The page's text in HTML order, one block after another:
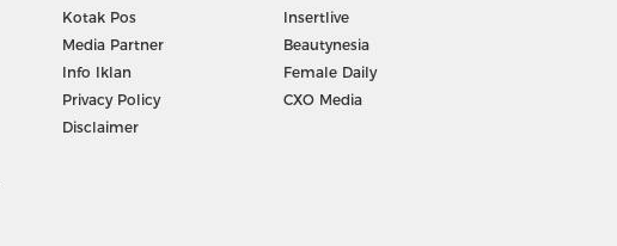
Kotak Pos
Media Partner
Info Iklan
Privacy Policy
Disclaimer
Insertlive
Beautynesia
Female Daily
CXO Media